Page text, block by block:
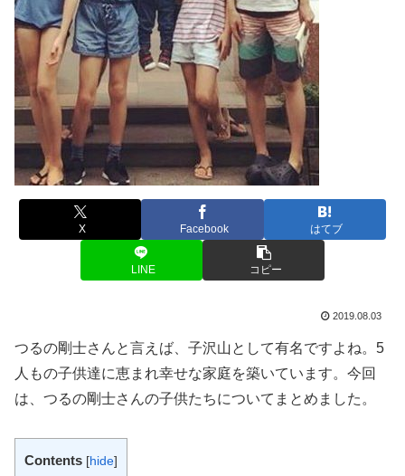
X Facebook はてブ
LINE コピー
2019.08.03
つるの剛士さんと言えば、子沢山として有名ですよね。5
人もの子供達に恵まれ幸せな家庭を築いています。今回
は、つるの剛士さんの子供たちについてまとめました。
Contents [hide]